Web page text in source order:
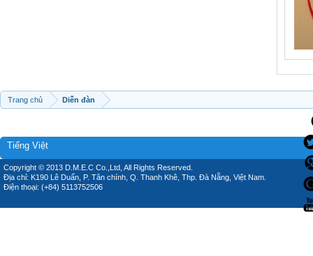
Trang chủ Diễn đàn
Tiếng Việt
Copyright © 2013 D.M.E.C Co.,Ltd, All Rights Reserved.
Địa chỉ: K190 Lê Duẩn, P. Tân chính, Q. Thanh Khê, Thp. Đà Nẵng, Việt Nam.
Điện thoại: (+84) 5113752506